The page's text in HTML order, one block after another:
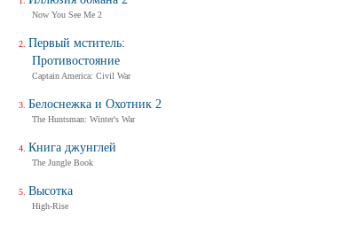
Now You See Me 2
Первый мститель:
Противостояние
Captain America: Civil War
Белоснежка и Охотник 2
The Huntsman: Winter's War
Книга джунглей
The Jungle Book
Высотка
High-Rise